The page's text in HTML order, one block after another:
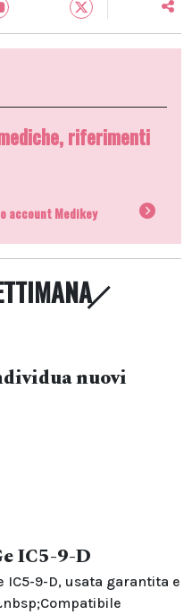
riferimenti
account Medikey
nuovi
IC5-9-D
IC5-9-D, usata garantita e